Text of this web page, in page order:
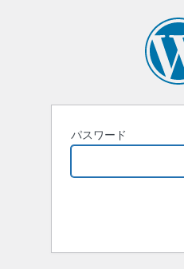
パスワード